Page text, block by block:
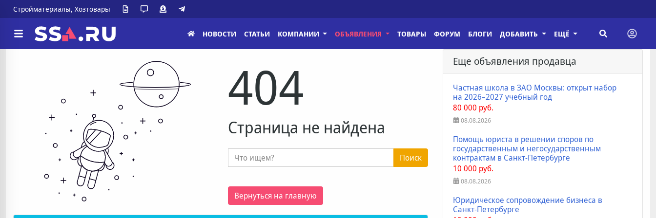
Стройматериалы, Хозтовары
НОВОСТИ СТАТЬИ КОМПАНИИ ОБЪЯВЛЕНИЯ ТОВАРЫ ФОРУМ БЛОГИ ДОБАВИТЬ ЕЩЁ
404
Страница не найдена
Поиск
Вернуться на главную
Еще объявления продавца
Частная школа в ЗАО Москвы: открыт набор
на 2026–2027 учебный год
80 000 руб.
08.08.2026
Помощь юриста в решении споров по
государственным и негосударственным
контрактам в Санкт-Петербурге
10 000 руб.
08.08.2026
Юридическое сопровождение бизнеса в
Санкт-Петербурге